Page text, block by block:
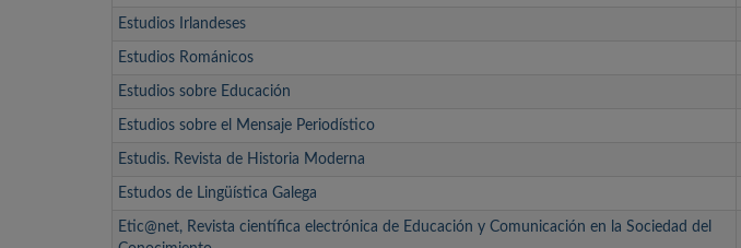
Estudios Irlandeses
Estudios Románicos
Estudios sobre Educación
Estudios sobre el Mensaje Periodístico
Estudis. Revista de Historia Moderna
Estudos de Lingüística Galega
Etic@net, Revista científica electrónica de Educación y Comunicación en la Sociedad del